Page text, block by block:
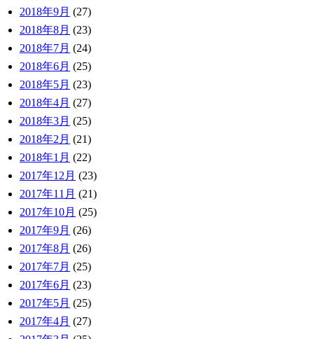
2018年9月 (27)
2018年8月 (23)
2018年7月 (24)
2018年6月 (25)
2018年5月 (23)
2018年4月 (27)
2018年3月 (25)
2018年2月 (21)
2018年1月 (22)
2017年12月 (23)
2017年11月 (21)
2017年10月 (25)
2017年9月 (26)
2017年8月 (26)
2017年7月 (25)
2017年6月 (23)
2017年5月 (25)
2017年4月 (27)